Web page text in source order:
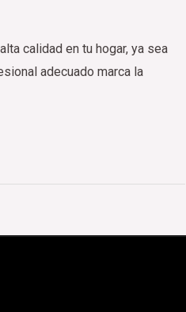
calidad en tu hogar, ya sea
adecuado marca la